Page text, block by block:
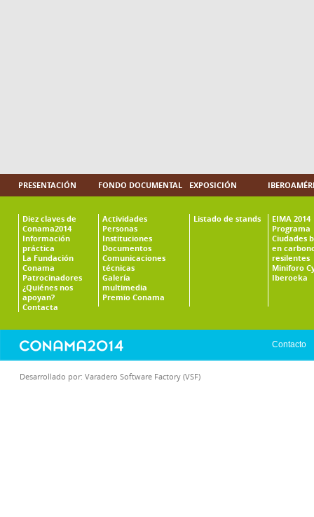
PRESENTACIÓN
Diez claves de
Conama2014
Información
práctica
La Fundación
Conama
Patrocinadores
¿Quiénes nos
apoyan?
Contacta
FONDO DOCUMENTAL
Actividades
Personas
Instituciones
Documentos
Comunicaciones
técnicas
Galería
multimedia
Premio Conama
EXPOSICIÓN
Listado de stands
EIMA 2014
Programa
Ciudades
en
resilentes
Miniforo
Iberoeka
Contacto
Desarrollado por: Varadero Software Factory (VSF)